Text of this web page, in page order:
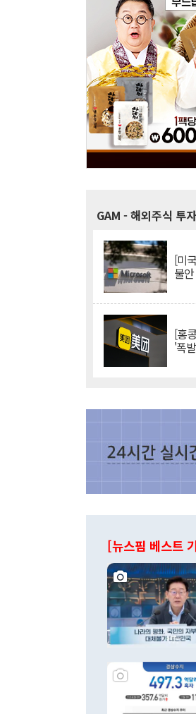
GAM - 해외주식 투
[미
불
[홍
'폭
[뉴스핌 베스트